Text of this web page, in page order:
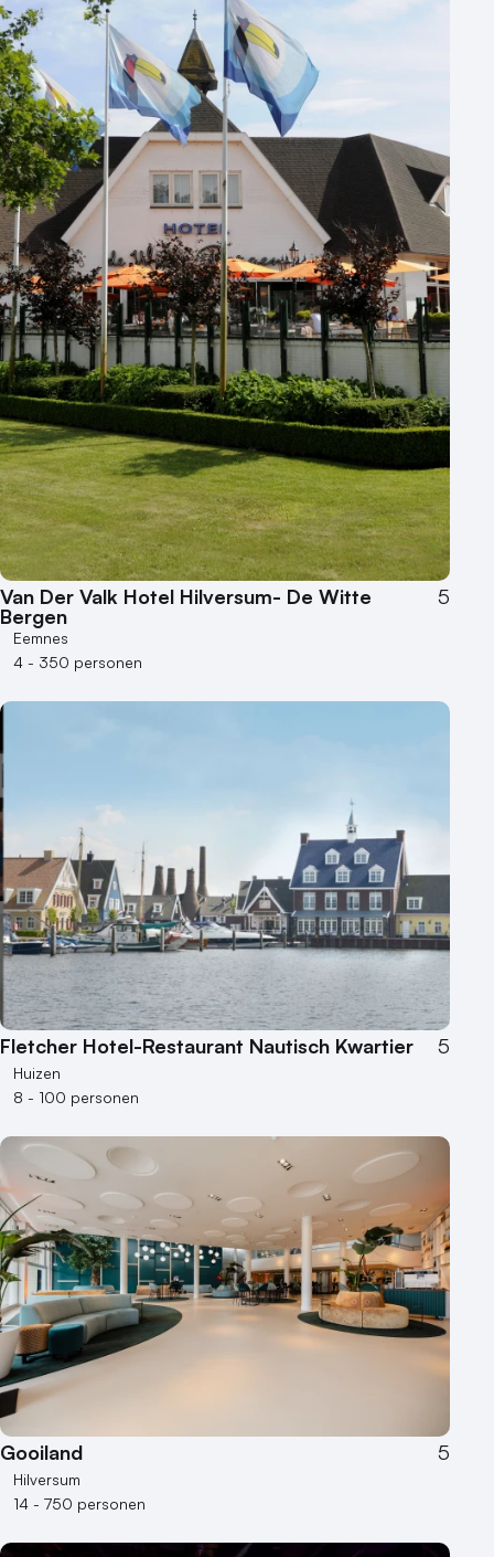
50 - 100 personen
100 - 250 personen
250 - 500 personen
500+ personen
Bijzondere locaties
Buitenlocatie
Duurzame locatie
Groene locatie
Heisessie
Hotel
Hybride events
Industriële locatie
Kasteel en landgoed
Kleine / intieme locatie
Locaties aan zee
Museum
Theater
Varende locatie
Van Der Valk Hotel Hilversum- De Witte
Bergen
5
Eemnes
4 - 350 personen
Fletcher Hotel-Restaurant Nautisch Kwartier 5
Huizen
8 - 100 personen
Gooiland 5
Hilversum
14 - 750 personen